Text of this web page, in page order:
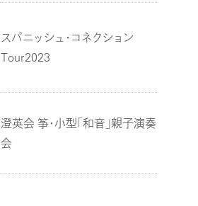
スパニッシュ・コネクション
Tour2023
澄英会 筝・小型「和音」親子演奏
会